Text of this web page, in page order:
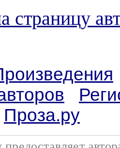
страницу
Проза.ру